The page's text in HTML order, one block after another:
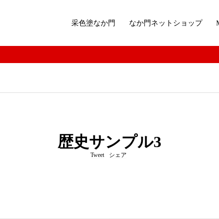
采色塗なか門 なか門ネットショップ
歴史サンプル3
Tweet シェア